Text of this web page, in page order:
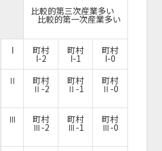
比較的第三次産業多い
比較的第一次産業多い
I 町村
I-2
町村
I-1
町村
I-0
Ⅱ 町村
Ⅱ-2
町村
Ⅱ-1
町村
Ⅱ-0
Ⅲ 町村
Ⅲ-2
町村
Ⅲ-1
町村
Ⅲ-0